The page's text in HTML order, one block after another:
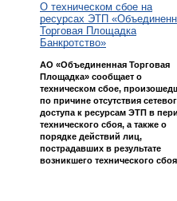
О техническом сбое на
ресурсах ЭТП
Торговая Площадка
Банкротство»
АО «Объединенная Торговая
Площадка» сообщает о
техническом сбое,
по причине отсутствия
доступа к ресурсам ЭТП в
технического сбоя, а также о
порядке действий лиц,
пострадавших в результате
возникшего технического